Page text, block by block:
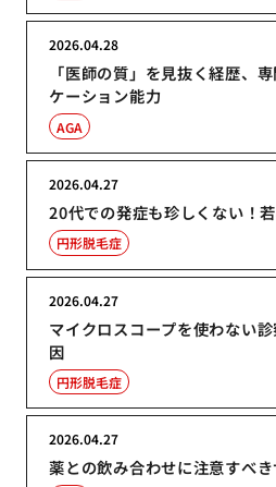
「医師の質」を見抜く経歴、
ケーション能力
2026.04.28
AGA
20代での発症も珍しくない！
2026.04.27
円形脱毛症
マイクロスコープを使わない
因
2026.04.27
円形脱毛症
薬との飲み合わせに注意すべ
2026.04.27